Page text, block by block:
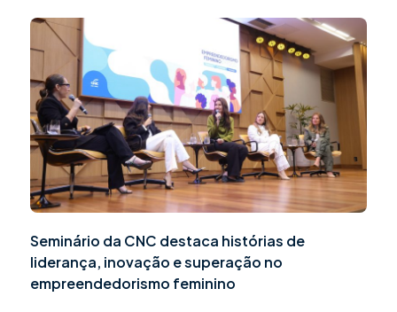
Seminário da CNC destaca histórias de
liderança, inovação e superação no
empreendedorismo feminino